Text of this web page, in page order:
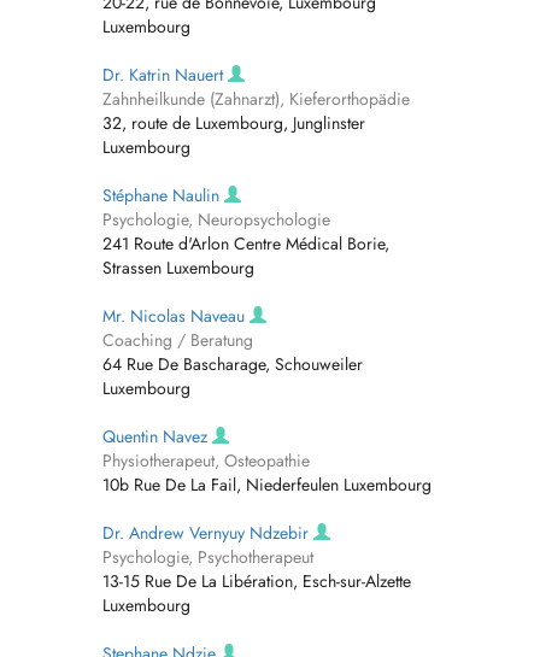
Luxembourg
Dr. Katrin Nauert
Zahnheilkunde (Zahnarzt), Kieferorthopädie
32, route de Luxembourg, Junglinster
Luxembourg
Stéphane Naulin
Psychologie, Neuropsychologie
241 Route d'Arlon Centre Médical Borie,
Strassen Luxembourg
Mr. Nicolas Naveau
Coaching / Beratung
64 Rue De Bascharage, Schouweiler
Luxembourg
Quentin Navez
Physiotherapeut, Osteopathie
10b Rue De La Fail, Niederfeulen Luxembourg
Dr. Andrew Vernyuy Ndzebir
Psychologie, Psychotherapeut
13-15 Rue De La Libération, Esch-sur-Alzette
Luxembourg